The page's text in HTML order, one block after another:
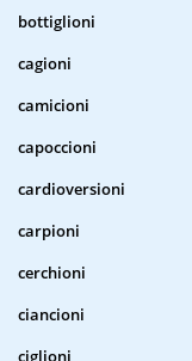
bottiglioni
cagioni
camicioni
capoccioni
cardioversioni
carpioni
cerchioni
ciancioni
ciglioni